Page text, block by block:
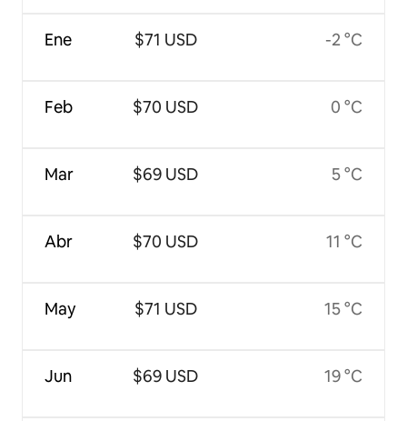
Ene
Feb
Mar
Abr
May
Jun
$71 USD
$70 USD
$69 USD
$70 USD
$71 USD
$69 USD
-2 °C
0 °C
5 °C
11 °C
15 °C
19 °C